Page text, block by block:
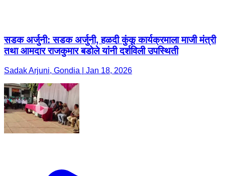
सडक अर्जुनी: सडक अर्जुनी, हळदी कुंकू कार्यक्रमाला माजी मंत्री
तथा आमदार राजकुमार बडोले यांनी दर्शविली उपस्थिती
Sadak Arjuni, Gondia | Jan 18, 2026